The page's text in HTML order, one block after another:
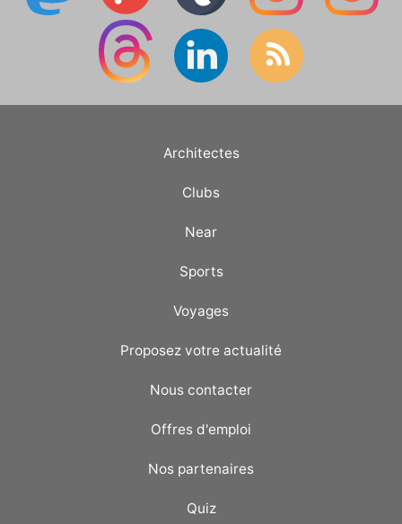
Architectes
Clubs
Near
Sports
Voyages
Proposez votre actualité
Nous contacter
Offres d'emploi
Nos partenaires
Quiz